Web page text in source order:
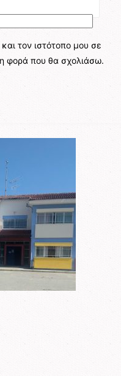
τον ιστότοπο μου σε
φορά που θα σχολιάσω.